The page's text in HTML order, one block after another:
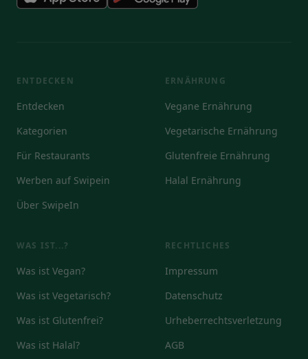
ENTDECKEN
Entdecken
Kategorien
Für Restaurants
Werben auf Swipein
Über SwipeIn
ERNÄHRUNG
Vegane Ernährung
Vegetarische Ernährung
Glutenfreie Ernährung
Halal Ernährung
WAS IST...?
Was ist Vegan?
Was ist Vegetarisch?
Was ist Glutenfrei?
Was ist Halal?
RECHTLICHES
Impressum
Datenschutz
Urheberrechtsverletzung
AGB